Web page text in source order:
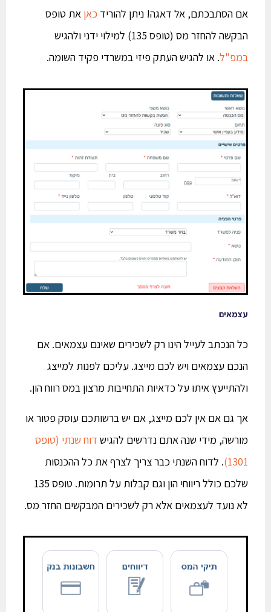
אם הסתבכתם, אל דאגה! ניתן להורידכאןאת טופס
הבקשה להחזר מס (טופס 135) למילוי ידני ולהגיש
במפ"ל. או להגיש העתק פיזי במשרדי פקיד השומה.
עצמאים
כל הנכתב לעייל הינו רק לשכירים שאינם עצמאים. אם
הנכם עצמאים ויש לכם מייצג. עליכם לפנות למייצג
ולהתייעץ איתו על כדאיות התחייבות מרצון במס רווח הון.
אך גם אם אין לכם מייצג, אם יש ברשותכם עוסק פטור או
מורשה, מידי שנה אתם נדרשים להגישדוח שנתי (טופס
1301) . לדוח השנתי כבר צריך לצרף את כל ההכנסות
שלכם כולל ריווחי הון וגם קבלות על תרומות. טופס 135
לא נועד לעצמאים אלא רק לשכירים המבקשים החזר מס.